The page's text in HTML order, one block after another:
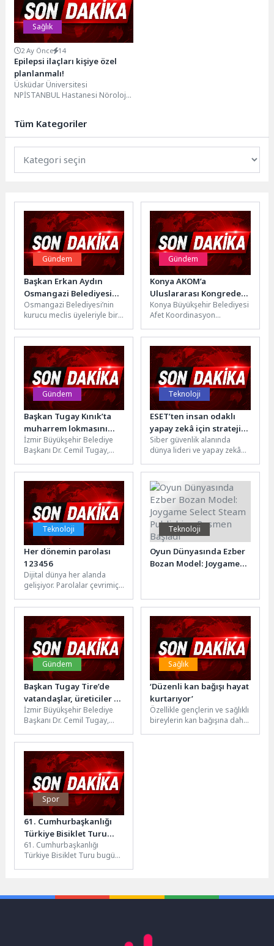
Sağlık
2 Ay Önce 14
Epilepsi ilaçları kişiye özel
planlanmalı!
Üsküdar Üniversitesi
NPİSTANBUL Hastanesi Nöroloji
doğru ilaç...
Tüm Kategoriler
Gündem
Başkan Erkan Aydın
Osmangazi Belediyesi
Kurucu Meclis Üyeleriyle
Buluştu
Osmangazi Belediyesi’nin
kurucu meclis üyeleriyle bir
Belediye Başkanı Erkan
Aydın, deneyimin önemine...
Gündem
Konya AKOM’a
Uluslararası Kongreden
Jüri Özel Ödülü
Konya Büyükşehir Belediyesi
Afet Koordinasyon
İletişim Stratejileri: Konya
AKOM Sosyal Medya
Uygulamaları”...
Gündem
Başkan Tugay Kınık’ta
muharrem lokmasını
paylaştı
İzmir Büyükşehir Belediye
Başkanı Dr. Cemil Tugay,
dayanışma ayı olan
muharrem ayının...
Teknoloji
ESET’ten insan odaklı
yapay zekâ için stratejik
adım
Siber güvenlik alanında
dünya lideri ve yapay zekâ
olan ESET, Agentic...
Teknoloji
Her dönemin parolası
123456
Dijital dünya her alanda
gelişiyor. Parolalar çevrimiçi
güvenliğimizin önemli bir
parçası hâline...
Teknoloji
Oyun Dünyasında Ezber
Bozan Model: Joygame
Gündem
Başkan Tugay Tire’de
vatandaşlar, üreticiler ve
esnafla buluştu
İzmir Büyükşehir Belediye
Başkanı Dr. Cemil Tugay,
araya gelerek ilçede devam
eden...
Sağlık
‘Düzenli kan bağışı hayat
kurtarıyor’
Özellikle gençlerin ve sağlıklı
bireylerin kan bağışına daha
Spor
61. Cumhurbaşkanlığı
Türkiye Bisiklet Turu
Sona Erdi
61. Cumhurbaşkanlığı
Türkiye Bisiklet Turu bugün